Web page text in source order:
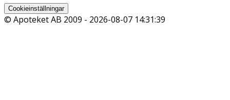
Cookieinställningar
© Apoteket AB 2009 - 2026-08-07 14:31:39